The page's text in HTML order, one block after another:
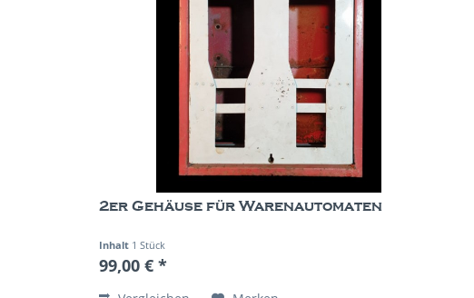
2er Gehäuse für Warenautomaten
Inhalt 1 Stück
99,00 € *